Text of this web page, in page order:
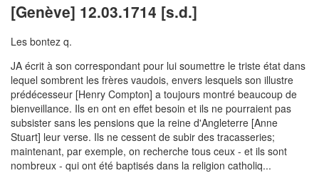
[Genève] 12.03.1714 [s.d.]
Les bontez q.
JA écrit à son correspondant pour lui soumettre le triste état dans
lequel sombrent les frères vaudois, envers lesquels son illustre
prédécesseur [Henry Compton] a toujours montré beaucoup de
bienveillance. Ils en ont en effet besoin et ils ne pourraient pas
subsister sans les pensions que la reine d'Angleterre [Anne
Stuart] leur verse. Ils ne cessent de subir des tracasseries;
maintenant, par exemple, on recherche tous ceux - et ils sont
nombreux - qui ont été baptisés dans la religion catholiq...